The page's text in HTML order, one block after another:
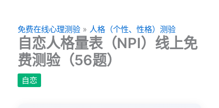
免费在线心理测验 » 人格（个性、性格）测验
自恋人格量表（NPI）线上免
费测验（56题）
自恋